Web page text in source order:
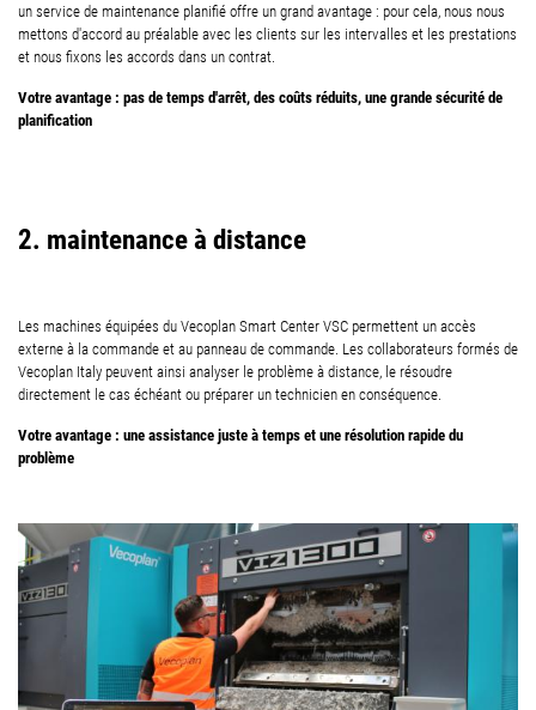
un service de maintenance planifié offre un grand avantage : pour cela, nous nous
mettons d'accord au préalable avec les clients sur les intervalles et les prestations
et nous fixons les accords dans un contrat.
Votre avantage : pas de temps d'arrêt, des coûts réduits, une grande sécurité de
planification
2. maintenance à distance
Les machines équipées du Vecoplan Smart Center VSC permettent un accès
externe à la commande et au panneau de commande. Les collaborateurs formés de
Vecoplan Italy peuvent ainsi analyser le problème à distance, le résoudre
directement le cas échéant ou préparer un technicien en conséquence.
Votre avantage : une assistance juste à temps et une résolution rapide du
problème